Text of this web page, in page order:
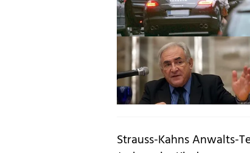
Strauss-Kahns Anwalts-